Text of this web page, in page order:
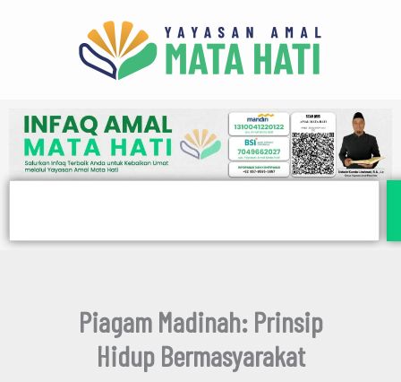
Piagam Madinah: Prinsip
Hidup Bermasyarakat